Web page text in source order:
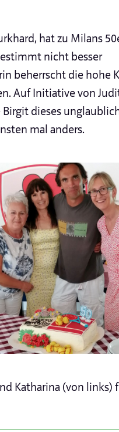
hat zu Milans
nicht besser
beherrscht die hohe
Auf Initiative von
dieses
mal anders.
Katharina (von links)